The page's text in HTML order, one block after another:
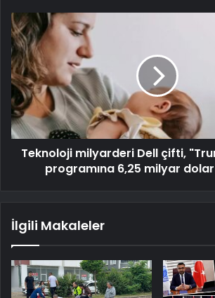
Teknoloji milyarderi Dell çifti,
programına 6,25 milyar dolar
İlgili Makaleler